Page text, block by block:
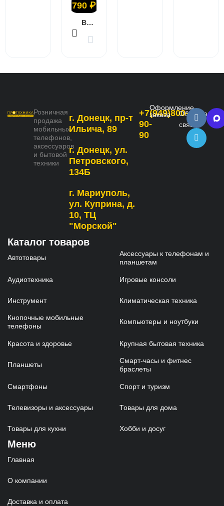
790 ₽
В КОРЗИНУ
Розничная
продажа
мобильных
телефонов,
аксессуаров
и бытовой
техники
г. Донецк, пр-т
Ильича, 89
г. Донецк, ул.
Петровского,
134Б
г. Мариуполь,
ул. Куприна, д.
10, ТЦ
"Морской"
+7(949)800-
90-
90
Оформление
заказа
Обратная
связь
Каталог товаров
Автотовары
Аксессуары к телефонам и
планшетам
Аудиотехника Игровые консоли
Инструмент Климатическая техника
Кнопочные мобильные
телефоны
Компьютеры и ноутбуки
Красота и здоровье Крупная бытовая техника
Планшеты
Смарт-часы и фитнес
браслеты
Смартфоны Спорт и туризм
Телевизоры и аксессуары Товары для дома
Товары для кухни Хобби и досуг
Меню
Главная
О компании
Доставка и оплата